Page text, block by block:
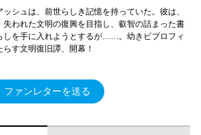
シュは、前世らしき記憶を持っていた。彼は、
われた文明の復興を目指し、叡智の詰まった書
しを手に入れようとするが……。幼きビブロフィ
す文明復旧譚、開幕！
ファンレターを送る